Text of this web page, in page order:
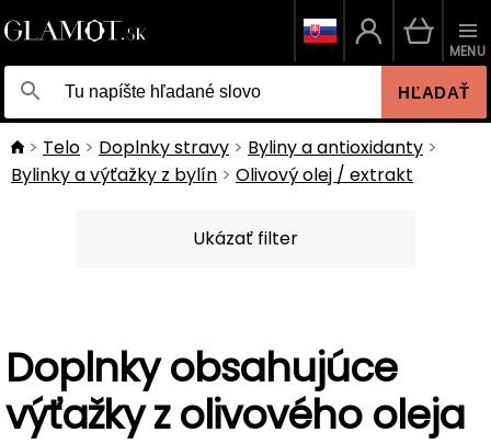
HĽADAŤ
MENU
Telo Doplnky stravy
Byliny a antioxidanty
Bylinky a výťažky z bylín
Olivový olej / extrakt
Ukázať filter
Doplnky obsahujúce
výťažky z olivového oleja